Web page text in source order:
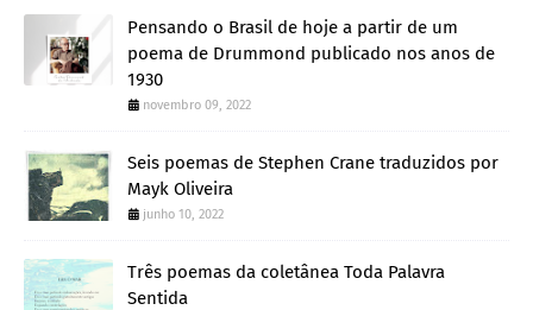
Pensando o Brasil de hoje a partir de um
poema de Drummond publicado nos anos de
1930
novembro 09, 2022
Seis poemas de Stephen Crane traduzidos por
Mayk Oliveira
junho 10, 2022
Três poemas da coletânea Toda Palavra
Sentida